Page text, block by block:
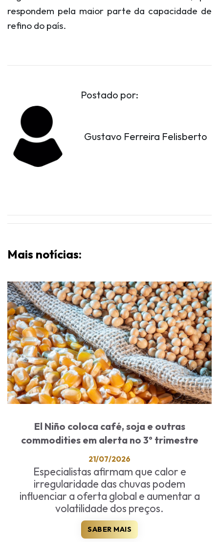
respondem pela maior parte da capacidade de
refino do país.
Postado por:
Gustavo Ferreira Felisberto
Mais notícias:
El Niño coloca café, soja e outras
commodities em alerta no 3º trimestre
21/07/2026
Especialistas afirmam que calor e
irregularidade das chuvas podem
influenciar a oferta global e aumentar a
volatilidade dos preços.
SABER MAIS